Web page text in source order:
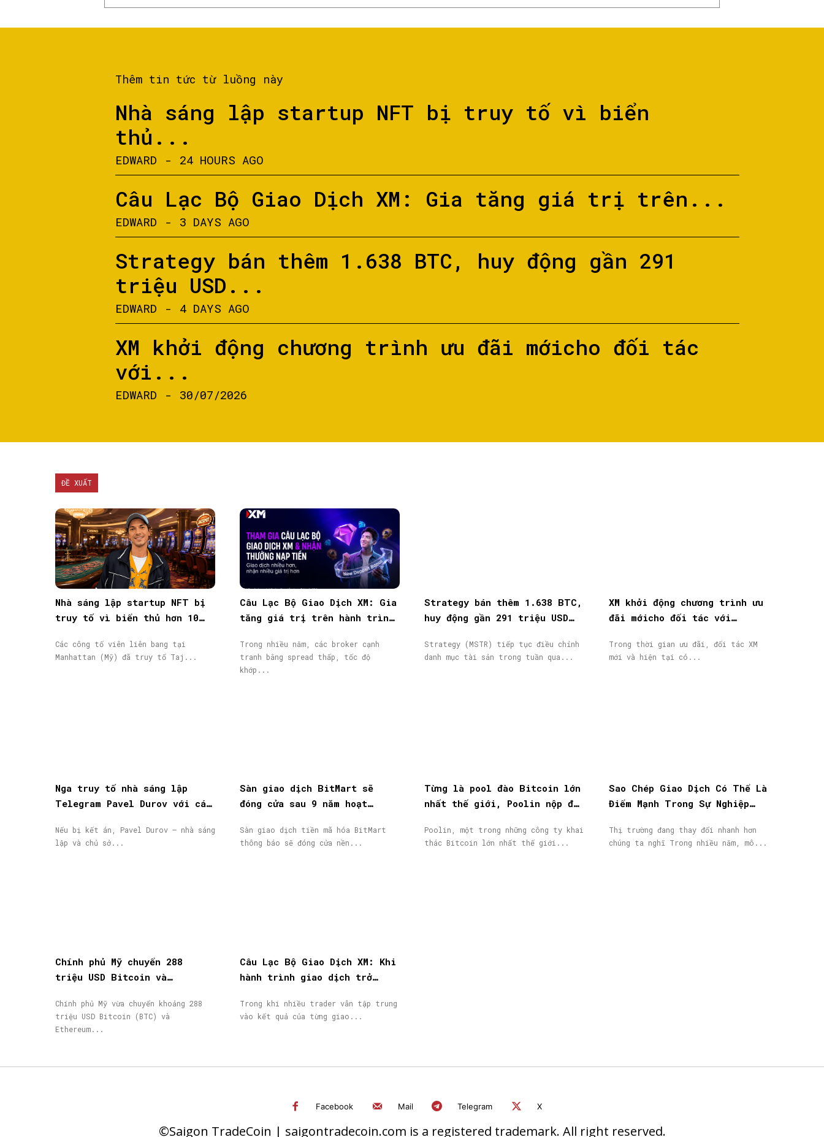
Thêm tin tức từ luồng này
Nhà sáng lập startup NFT bị truy tố vì biển
thủ...
EDWARD - 24 HOURS AGO
Câu Lạc Bộ Giao Dịch XM: Gia tăng giá trị trên...
EDWARD - 3 DAYS AGO
Strategy bán thêm 1.638 BTC, huy động gần 291
triệu USD...
EDWARD - 4 DAYS AGO
XM khởi động chương trình ưu đãi mớicho đối tác
với...
EDWARD - 30/07/2026
ĐỀ XUẤT
Nhà sáng lập startup NFT bị
truy tố vì biển thủ hơn 10
Các công tố viên liên bang tại
Manhattan (Mỹ) đã truy tố Taj...
Câu Lạc Bộ Giao Dịch XM: Gia
tăng giá trị trên hành trình
Trong nhiều năm, các broker cạnh
tranh bằng spread thấp, tốc độ
khớp...
Strategy bán thêm 1.638 BTC,
huy động gần 291 triệu USD
Strategy (MSTR) tiếp tục điều chỉnh
danh mục tài sản trong tuần qua...
XM khởi động chương trình ưu
đãi mớicho đối tác với
40.000$
Trong thời gian ưu đãi, đối tác XM
mới và hiện tại có...
Nga truy tố nhà sáng lập
Telegram Pavel Durov với cáo
lệnh truy nã quốc tế
Nếu bị kết án, Pavel Durov – nhà sáng
lập và chủ sở...
Sàn giao dịch BitMart sẽ
đóng cửa sau 9 năm hoạt
Sàn giao dịch tiền mã hóa BitMart
thông báo sẽ đóng cửa nền...
Từng là pool đào Bitcoin lớn
nhất thế giới, Poolin nộp đơn
Poolin, một trong những công ty khai
thác Bitcoin lớn nhất thế giới...
Sao Chép Giao Dịch Có Thể Là
Điểm Mạnh Trong Sự Nghiệp
Thị trường đang thay đổi nhanh hơn
chúng ta nghĩ Trong nhiều năm, mô...
Chính phủ Mỹ chuyển 288
triệu USD Bitcoin và
Coinbase Prime
Chính phủ Mỹ vừa chuyển khoảng 288
triệu USD Bitcoin (BTC) và
Ethereum...
Câu Lạc Bộ Giao Dịch XM: Khi
hành trình giao dịch trở
nhận
Trong khi nhiều trader vẫn tập trung
vào kết quả của từng giao...
Facebook Mail Telegram X
©Saigon TradeCoin | saigontradecoin.com is a registered trademark. All right reserved.